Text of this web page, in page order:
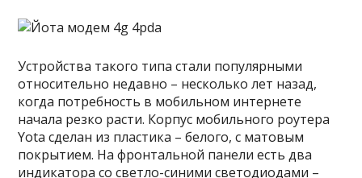
Устройства такого типа стали популярными
относительно недавно – несколько лет назад,
когда потребность в мобильном интернете
начала резко расти. Корпус мобильного роутера
Yota сделан из пластика – белого, с матовым
покрытием. На фронтальной панели есть два
индикатора со светло-синими светодиодами –